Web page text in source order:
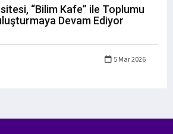
“Bilim Kafe” ile Toplumu
Devam Ediyor
5 Mar 2026